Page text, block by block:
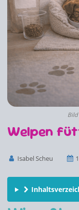
Welpen
Isabel Scheu